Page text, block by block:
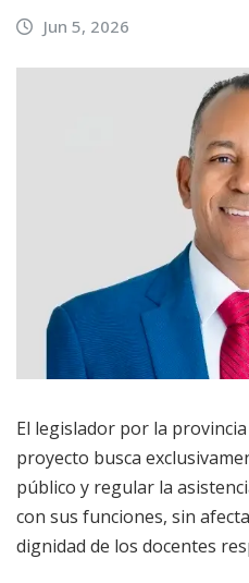
Jun 5, 2026
El legislador por la
proyecto busca
público y regular la
con sus funciones, sin
dignidad de los docentes